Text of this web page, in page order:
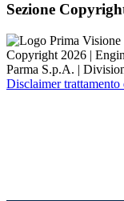
Sezione
Copyright 2026 |
Parma S.p.A. |
Disclaimer trattamento